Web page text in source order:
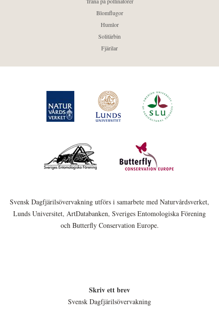
Blomflugor
Humlor
Solitärbin
Fjärilar
Svensk Dagfjärilsövervakning utförs i samarbete med Naturvårdsverket,
Lunds Universitet, ArtDatabanken, Sveriges Entomologiska Förening
och Butterfly Conservation Europe.
Skriv ett brev
Svensk Dagfjärilsövervakning